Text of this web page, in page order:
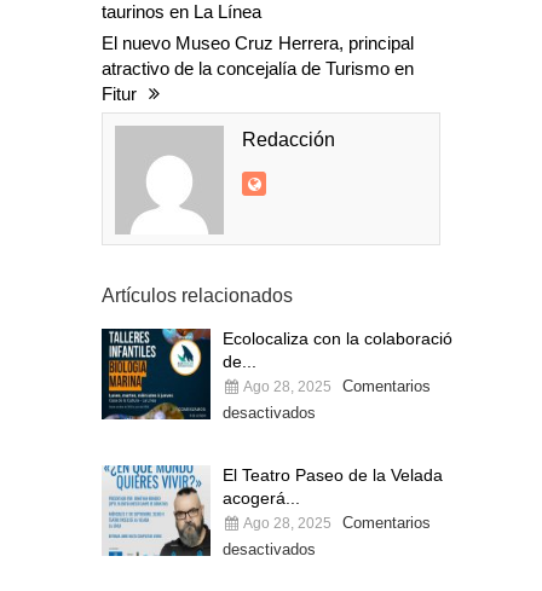
taurinos en La Línea
El nuevo Museo Cruz Herrera, principal
atractivo de la concejalía de Turismo en
Fitur
Redacción
Artículos relacionados
Ecolocaliza con la colaboración
de...
Ago 28, 2025
Comentarios
desactivados
El Teatro Paseo de la Velada
acogerá...
Ago 28, 2025
Comentarios
desactivados